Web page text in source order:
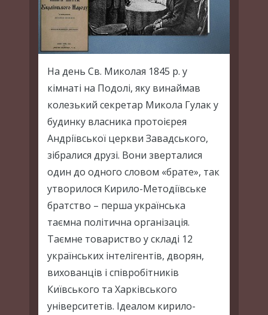
На день Св. Миколая 1845 р. у
кімнаті на Подолі, яку винаймав
колезький секретар Микола Гулак у
будинку власника протоієрея
Андріївської церкви Завадського,
зібралися друзі. Вони зверталися
один до одного словом «брате», так
утворилося Кирило-Методіївське
братство – перша українська
таємна політична організація.
Таємне товариство у складі 12
українських інтелігентів, дворян,
вихованців і співробітників
Київського та Харківського
університетів. Ідеалом кирило-